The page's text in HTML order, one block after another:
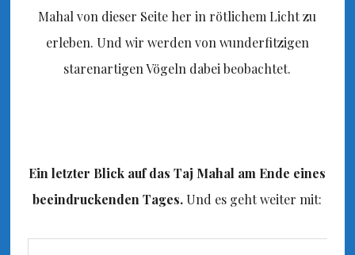
Mahal von dieser Seite her in rötlichem Licht zu
erleben. Und wir werden von wunderfitzigen
starenartigen Vögeln dabei beobachtet.
Ein letzter Blick auf das Taj Mahal am Ende eines
beeindruckenden Tages. Und es geht weiter mit: